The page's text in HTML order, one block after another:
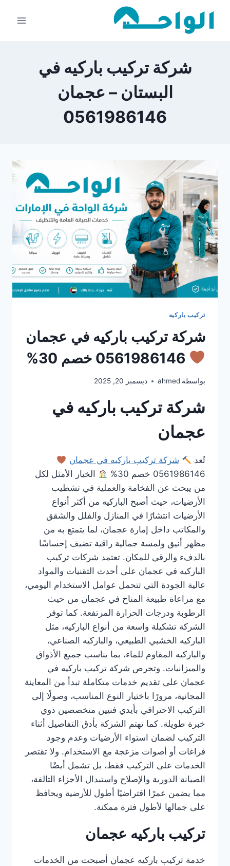
شركة تركيب باركيه في
البستان – عجمان
0561986146
تركيب باركيه
شركة تركيب باركيه في عجمان
بواسطة ahmed ديسمبر 20, 2025
شركة تركيب باركيه في
عجمان
تُعد
شركة تركيب باركيه في عجمان
0561986146 خصم 30%
الخيار الأمثل لكل
من يبحث عن الفخامة والعملية في تشطيب
الأرضيات، حيث أصبح الباركيه من أكثر أنواع
الأرضيات انتشارًا في المنازل والفلل والشقق
والمكاتب داخل إمارة عجمان، لما يتمتع به من
مظهر أنيق ولمسة جمالية راقية تضيف إحساسًا
بالدفء والرقي للمكان. تعتمد شركات تركيب
الباركيه في عجمان على أحدث التقنيات والمواد
عالية الجودة التي تتحمل عوامل الاستخدام اليومي،
مع مراعاة طبيعة المناخ في عجمان من حيث
الرطوبة ودرجات الحرارة المرتفعة. كما توفر
الشركة تشكيلة واسعة من أنواع الباركيه، مثل
الباركيه الخشبي الطبيعي، والباركيه الصناعي،
والباركيه المقاوم للماء، بما يناسب جميع الأذواق
والميزانيات. وتحرص شركة تركيب باركيه في
عجمان على تقديم خدمات متكاملة تبدأ من المعاينة
المجانية، مرورًا باختيار النوع المناسب، وصولًا إلى
التركيب الاحترافي بأيدي فنيين متخصصين ذوي
خبرة طويلة. كما تهتم الشركة بأدق التفاصيل أثناء
التركيب لضمان استواء الأرضيات وعدم وجود
فراغات أو أصوات مزعجة مع الاستخدام. ولا تقتصر
الخدمات على التركيب فقط، بل تشمل أيضًا
الصيانة الدورية والإصلاح واستبدال الأجزاء التالفة،
مما يضمن عمرًا افتراضيًا أطول للأرضية ويحافظ
على جمالها لأطول فترة ممكنة.
تركيب باركيه عجمان
خدمة تركيب باركيه عجمان أصبحت من الخدمات